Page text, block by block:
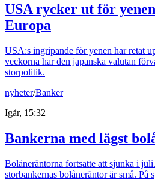
USA rycker ut för
Europa
USA:s ingripande för yenen har retat
veckorna har den japanska valutan
storpolitik.
nyheter/Banker
Igår, 15:32
Bankerna med lägst
Bolåneräntorna fortsatte att sjunka i
storbankernas bolåneräntor är små. På